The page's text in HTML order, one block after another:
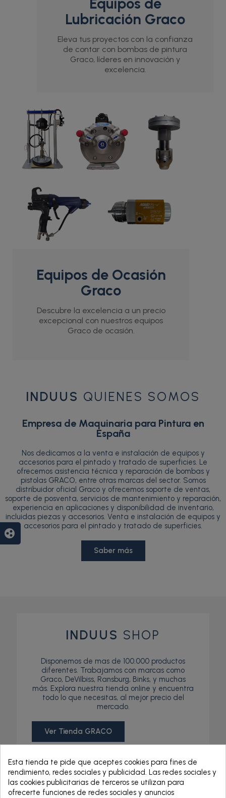
Lubricación Graco
Eleva tus proyectos con la confianza
de contar con bombas de pintura
Graco, líderes en innovación y
excelencia.
Equipos de Ocasión
Graco
Descubre la excelencia a un precio
excepcional con nuestros equipos
Graco de ocasión.
INDUUS QUIENES SOMOS
Empresa de Maquinaria para Pintura en
España
Nos dedicamos a la venta e instalación de equipos y
accesorios para el pintado y tratado de superficies. Le
ofrecemos asistencia técnica y reparación de bombas y
pistolas GRACO, entre otras marcas del sector. Somos
distribuidor oficial Graco y ofrecemos soporte de ventas,
soporte de posventa, servicios de mantenimiento y reparación,
experiencia en aplicaciones y disponibilidad de inventario,
incluidas piezas y accesorios. Venta e instalación de equipos y
accesorios para el pintado y tratado de superficies.
Saber más
INDUUS SHOP
Disponemos de mas de 100.000 productos
diferentes. Trabajamos con marcas como
Graco, DeVilbiss, Ransburg, Binks, y muchas
más. Explora nuestra tienda online y encuentra
todo lo que necesitas, al mejor precio del
mercado.
Ver Tienda GRACO
Esta tienda te pide que aceptes cookies para fines de
rendimiento, redes sociales y publicidad. Las redes sociales y
las cookies publicitarias de terceros se utilizan para
ofrecerte funciones de redes sociales y anuncios
group_work